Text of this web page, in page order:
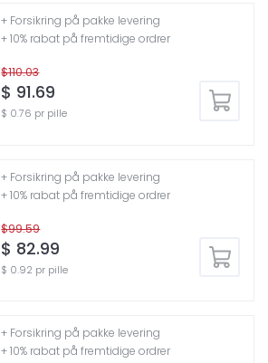
$110.03
$ 91.69
$ 0.76 pr pille
+ Forsikring på pakke levering
+ 10% rabat på fremtidige ordrer
$99.59
$ 82.99
$ 0.92 pr pille
+ Forsikring på pakke levering
+ 10% rabat på fremtidige ordrer
+ Forsikring på pakke levering
+ 10% rabat på fremtidige ordrer